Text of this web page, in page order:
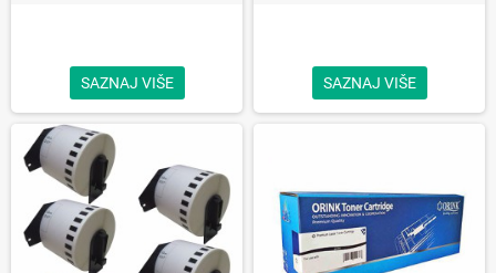
SAZNAJ VIŠE SAZNAJ VIŠE